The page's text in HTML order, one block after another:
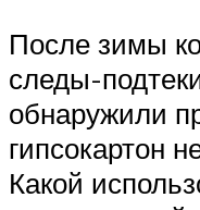
После зимы
следы-
обнаружили
гипсокартон
Какой